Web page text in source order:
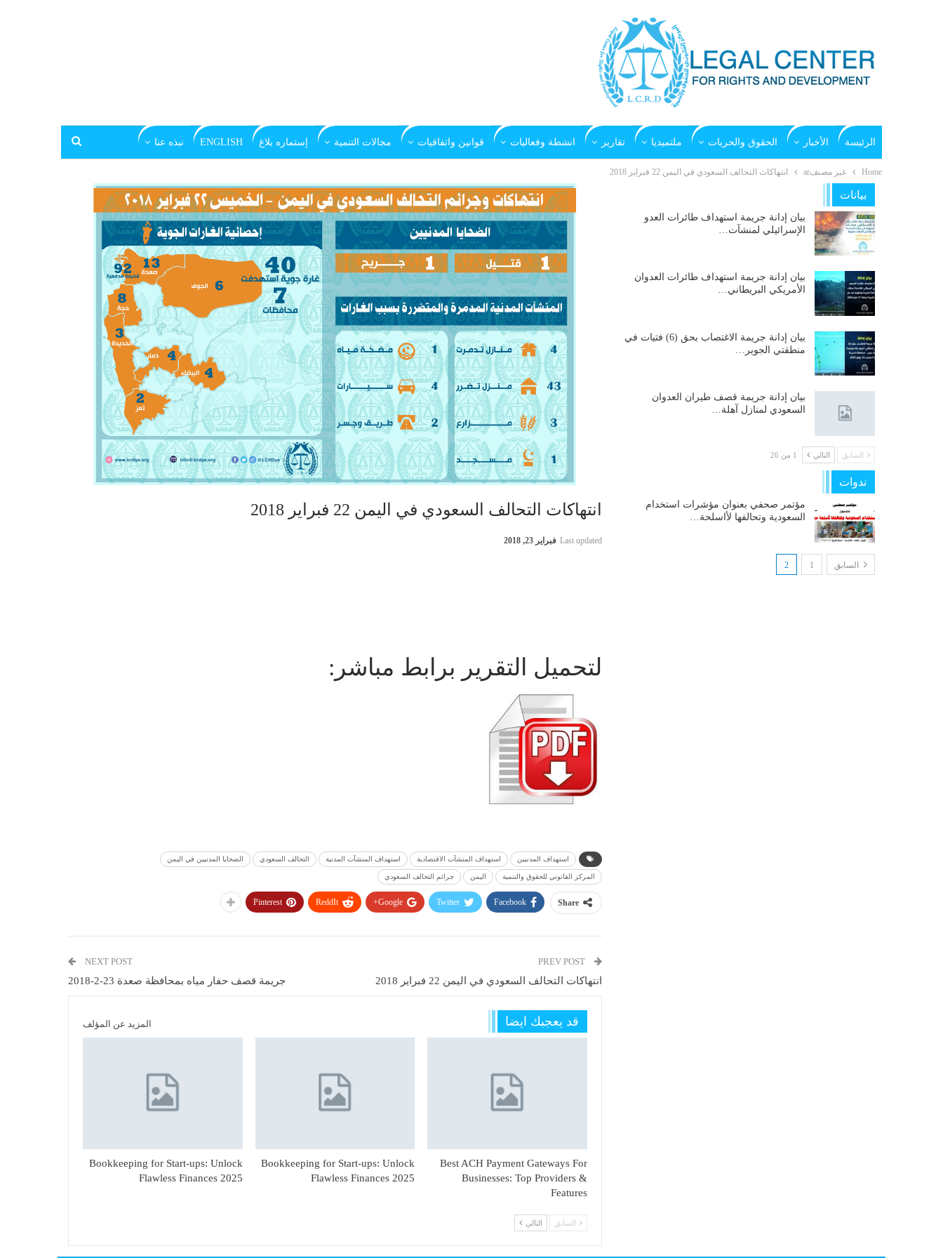
الرئيسة الأخبار الحقوق والحريات ملتميديا تقارير انشطة وفعاليات قوانين واتفاقيات مجالات التنمية إستماره بلاغ ENGLISH نبذه عنا
Home غير مصنفar انتهاكات التحالف السعودي في اليمن 22 فبراير 2018
انتهاكات التحالف السعودي في اليمن 22 فبراير 2018
Last updated فبراير 23, 2018
لتحميل التقرير برابط مباشر:
استهداف المدنيين استهداف المنشآت الاقتصادية استهداف المنشآت المدنية التحالف السعودي الضحايا المدنيين في اليمن
المركز القانوني للحقوق والتنمية اليمن جرائم التحالف السعودي
Share
Facebook
Twitter
Google+
ReddIt
Pinterest
PREV POST
انتهاكات التحالف السعودي في اليمن 22 فبراير 2018
NEXT POST
جريمة قصف حفار مياه بمحافظة صعدة 23-2-2018
قد يعجبك ايضا المزيد عن المؤلف
Best ACH Payment Gateways For
Businesses: Top Providers &
Features
Bookkeeping for Start-ups: Unlock
Flawless Finances 2025
Bookkeeping for Start-ups: Unlock
Flawless Finances 2025
السابق التالي
بيانات
بيان إدانة جريمة استهداف طائرات العدو
الإسرائيلي لمنشآت…
بيان إدانة جريمة استهداف طائرات العدوان
الأمريكي البريطاني…
بيان إدانة جريمة الاغتصاب بحق (6) فتيات في
منطقتي الجوير…
بيان إدانة جريمة قصف طيران العدوان
السعودي لمنازل آهلة…
السابق التالي 1 من 26
ندوات
مؤتمر صحفي بعنوان مؤشرات استخدام
السعودية وتحالفها لأاسلحة…
السابق 1
2